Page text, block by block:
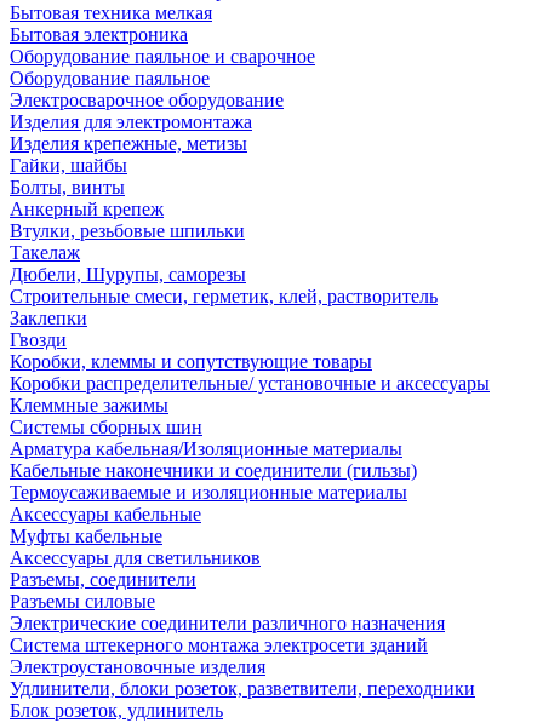
Бытовая техника мелкая
Бытовая электроника
Оборудование паяльное и сварочное
Оборудование паяльное
Электросварочное оборудование
Изделия для электромонтажа
Изделия крепежные, метизы
Гайки, шайбы
Болты, винты
Анкерный крепеж
Втулки, резьбовые шпильки
Такелаж
Дюбели, Шурупы, саморезы
Строительные смеси, герметик, клей, растворитель
Заклепки
Гвозди
Коробки, клеммы и сопутствующие товары
Коробки распределительные/ установочные и аксессуары
Клеммные зажимы
Системы сборных шин
Арматура кабельная/Изоляционные материалы
Кабельные наконечники и соединители (гильзы)
Термоусаживаемые и изоляционные материалы
Аксессуары кабельные
Муфты кабельные
Аксессуары для светильников
Разъемы, соединители
Разъемы силовые
Электрические соединители различного назначения
Система штекерного монтажа электросети зданий
Электроустановочные изделия
Удлинители, блоки розеток, разветвители, переходники
Блок розеток, удлинитель